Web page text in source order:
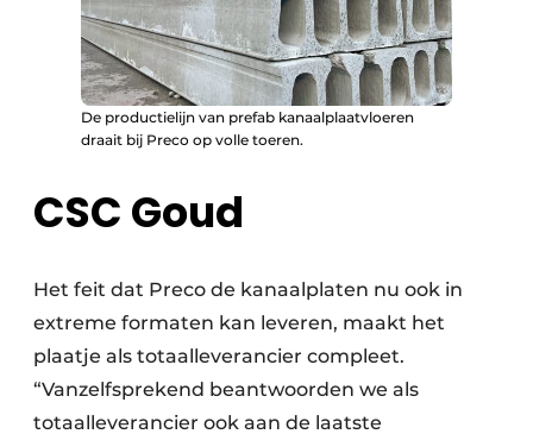
De productielijn van prefab kanaalplaatvloeren
draait bij Preco op volle toeren.
CSC Goud
Het feit dat Preco de kanaalplaten nu ook in
extreme formaten kan leveren, maakt het
plaatje als totaalleverancier compleet.
“Vanzelfsprekend beantwoorden we als
totaalleverancier ook aan de laatste